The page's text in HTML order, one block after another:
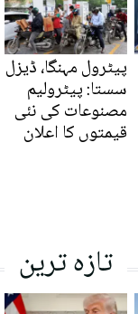
پیٹرول مہنگا، ڈیزل
سستا: پیٹرولیم
مصنوعات کی نئی
قیمتوں کا اعلان
تازہ ترین